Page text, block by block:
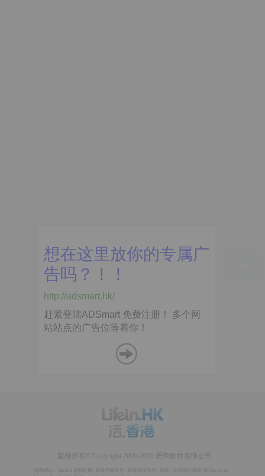
版權所有© Copyright 2006-2026 思齊軟件有限公司
Spread 電郵推廣